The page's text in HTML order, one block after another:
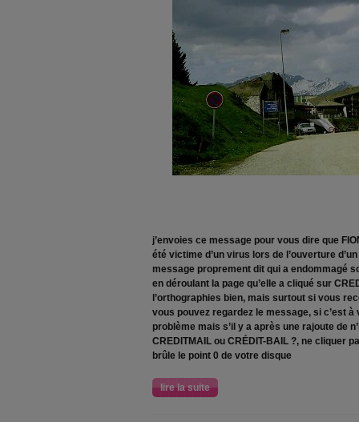
j’envoies ce message pour vous dire que
été victime d’un virus lors de l’ouverture
message proprement dit qui a endommagé
en déroulant la page qu’elle a cliqué sur
l’orthographies bien, mais surtout si vous
vous pouvez regardez le message, si c’est
problème mais s’il y a après une rajoute de
CREDITMAIL ou CRÉDIT-BAIL ?, ne cliquer
brûle le point 0 de votre disque
lire la suite